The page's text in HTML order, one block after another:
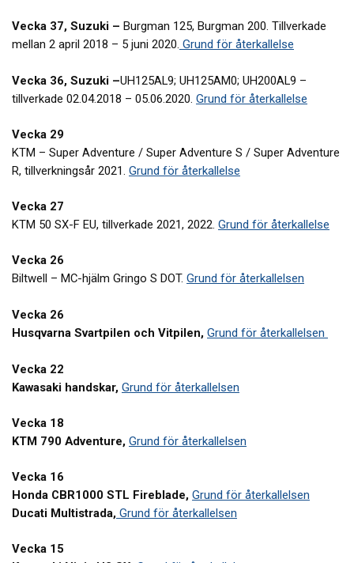
Vecka 37, Suzuki – Burgman 125, Burgman 200. Tillverkade
mellan 2 april 2018 – 5 juni 2020. Grund för återkallelse
Vecka 36, Suzuki –UH125AL9; UH125AM0; UH200AL9 –
tillverkade 02.04.2018 – 05.06.2020. Grund för återkallelse
Vecka 29
KTM – Super Adventure / Super Adventure S / Super Adventure
R, tillverkningsår 2021. Grund för återkallelse
Vecka 27
KTM 50 SX-F EU, tillverkade 2021, 2022. Grund för återkallelse
Vecka 26
Biltwell – MC-hjälm Gringo S DOT. Grund för återkallelsen
Vecka 26
Husqvarna Svartpilen och Vitpilen, Grund för återkallelsen
Vecka 22
Kawasaki handskar, Grund för återkallelsen
Vecka 18
KTM 790 Adventure, Grund för återkallelsen
Vecka 16
Honda CBR1000 STL Fireblade, Grund för återkallelsen
Ducati Multistrada, Grund för återkallelsen
Vecka 15